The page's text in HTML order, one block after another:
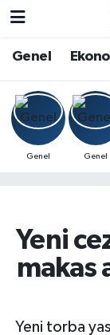
Genel
Genel Genel
Yeni
makas
Yeni torba